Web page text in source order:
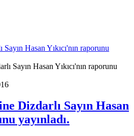
Hasan Yıkıcı'nın raporunu
Dizdarlı Sayın Hasan
yayınladı.